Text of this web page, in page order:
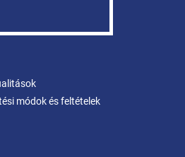
módok és feltételek